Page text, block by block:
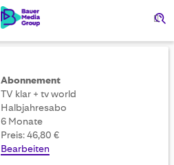
Abonnement
TV klar + tv world
Halbjahresabo
6 Monate
Preis: 46,80 €
Bearbeiten